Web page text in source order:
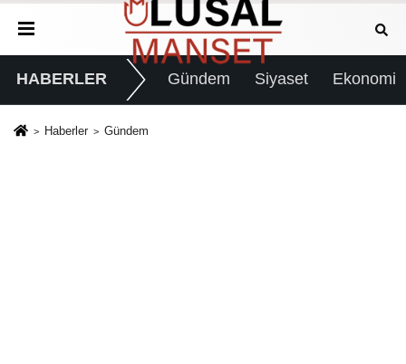
HABERLER Gündem Siyaset Ekonomi
Haberler Gündem